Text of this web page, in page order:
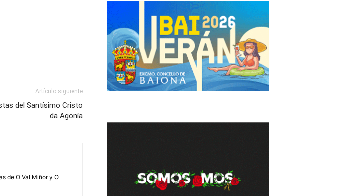
Artículo siguiente
del Santísimo Cristo
da Agonía
de O Val Miñor y O